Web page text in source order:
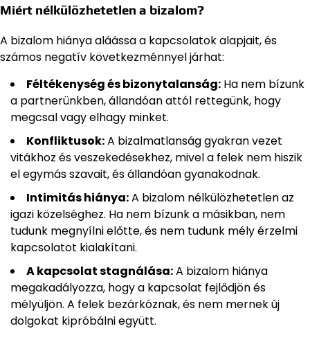
Miért nélkülözhetetlen a bizalom?
A bizalom hiánya aláássa a kapcsolatok alapjait, és
számos negatív következménnyel járhat:
Féltékenység és bizonytalanság: Ha nem bízunk
a partnerünkben, állandóan attól rettegünk, hogy
megcsal vagy elhagy minket.
Konfliktusok:A bizalmatlanság gyakran vezet
vitákhoz és veszekedésekhez, mivel a felek nem hiszik
el egymás szavait, és állandóan gyanakodnak.
Intimitás hiánya:A bizalom nélkülözhetetlen az
igazi közelséghez. Ha nem bízunk a másikban, nem
tudunk megnyílni előtte, és nem tudunk mély érzelmi
kapcsolatot kialakítani.
A kapcsolat stagnálása:A bizalom hiánya
megakadályozza, hogy a kapcsolat fejlődjön és
mélyüljön. A felek bezárkóznak, és nem mernek új
dolgokat kipróbálni együtt.